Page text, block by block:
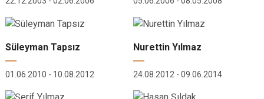
Süleyman Tapsız
01.06.2010 - 10.08.2012
Nurettin Yılmaz
24.08.2012 - 09.06.2014